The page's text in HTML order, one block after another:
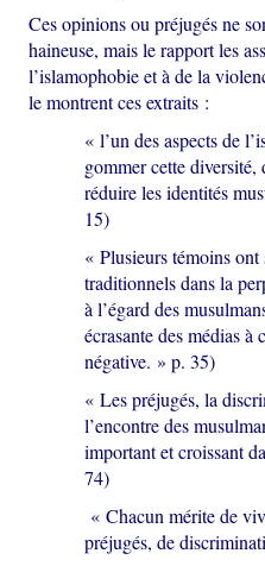
Ces opinions ou préjugés ne
haineuse, mais le rapport les
l’islamophobie et à de la
le montrent ces extraits :
« l’un des aspects de
gommer cette diversité,
réduire les identités
15)
« Plusieurs témoins
traditionnels dans la
à l’égard des
écrasante des médias
négative. » p. 35)
« Les préjugés, la
l’encontre des
important et croissant
74)
« Chacun mérite de
préjugés, de